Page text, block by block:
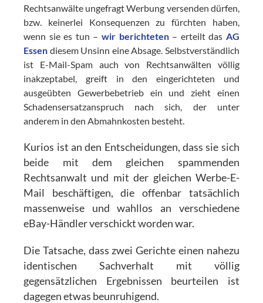
Rechtsanwälte ungefragt Werbung versenden dürfen,
bzw. keinerlei Konsequenzen zu fürchten haben,
wenn sie es tun – wir berichteten– erteilt das AG
Essen diesem Unsinn eine Absage. Selbstverständlich
ist E-Mail-Spam auch von Rechtsanwälten völlig
inakzeptabel, greift in den eingerichteten und
ausgeübten Gewerbebetrieb ein und zieht einen
Schadensersatzanspruch nach sich, der unter
anderem in den Abmahnkosten besteht.
Kurios ist an den Entscheidungen, dass sie sich
beide mit dem gleichen spammenden
Rechtsanwalt und mit der gleichen Werbe-E-
Mail beschäftigen, die offenbar tatsächlich
massenweise und wahllos an verschiedene
eBay-Händler verschickt worden war.
Die Tatsache, dass zwei Gerichte einen nahezu
identischen Sachverhalt mit völlig
gegensätzlichen Ergebnissen beurteilen ist
dagegen etwas beunruhigend.